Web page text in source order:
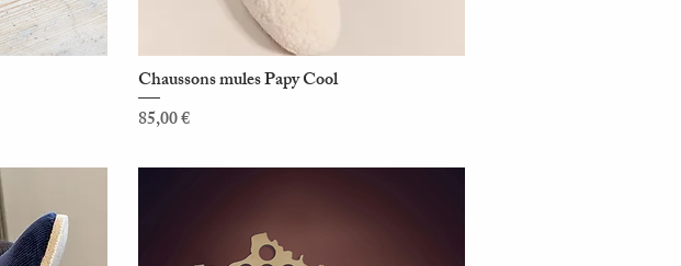
Aperçu rapide
Chaussons mules Papy Cool
Prix
85,00 €